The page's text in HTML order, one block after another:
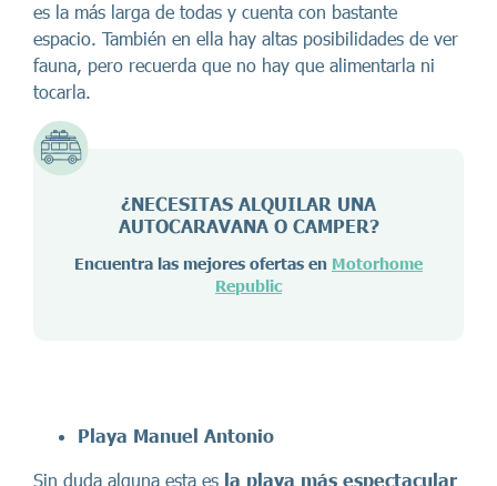
es la más larga de todas y cuenta con bastante
espacio. También en ella hay altas posibilidades de ver
fauna, pero recuerda que no hay que alimentarla ni
tocarla.
¿NECESITAS ALQUILAR UNA
AUTOCARAVANA O CAMPER?
Encuentra las mejores ofertas en Motorhome
Republic
Playa Manuel Antonio
Sin duda alguna esta es la playa más espectacular